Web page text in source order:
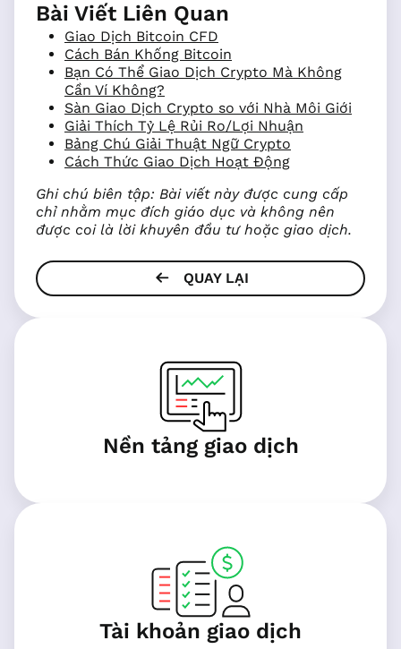
Bài Viết Liên Quan
Giao Dịch Bitcoin CFD
Cách Bán Khống Bitcoin
Bạn Có Thể Giao Dịch Crypto Mà Không
Cần Ví Không?
Sàn Giao Dịch Crypto so với Nhà Môi Giới
Giải Thích Tỷ Lệ Rủi Ro/Lợi Nhuận
Bảng Chú Giải Thuật Ngữ Crypto
Cách Thức Giao Dịch Hoạt Động
Ghi chú biên tập: Bài viết này được cung cấp
chỉ nhằm mục đích giáo dục và không nên
được coi là lời khuyên đầu tư hoặc giao dịch.
QUAY LẠI
Nền tảng giao dịch
Tài khoản giao dịch